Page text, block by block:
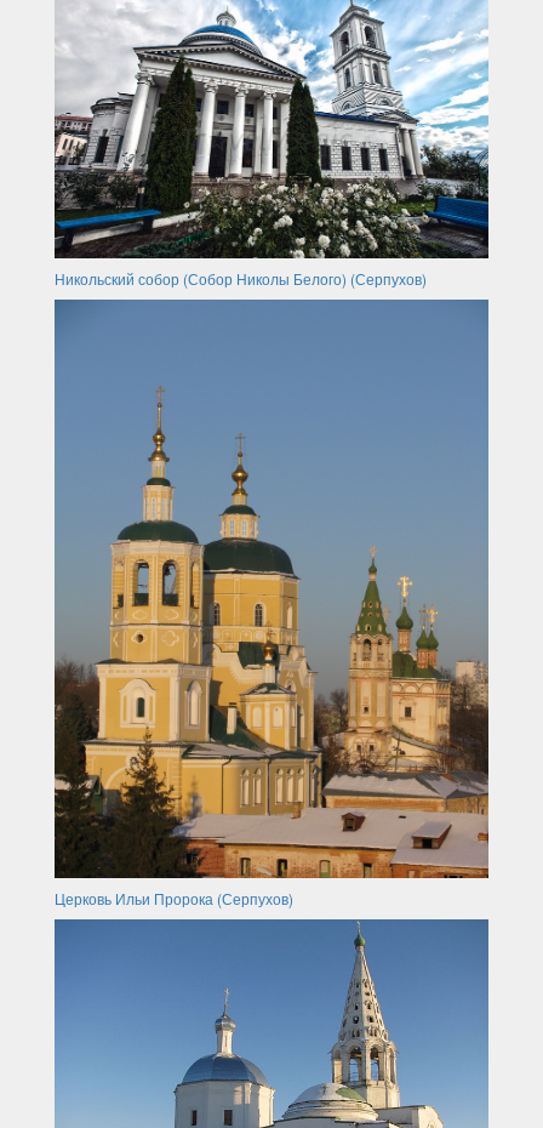
Никольский собор (Собор Николы Белого) (Серпухов)
Церковь Ильи Пророка (Серпухов)